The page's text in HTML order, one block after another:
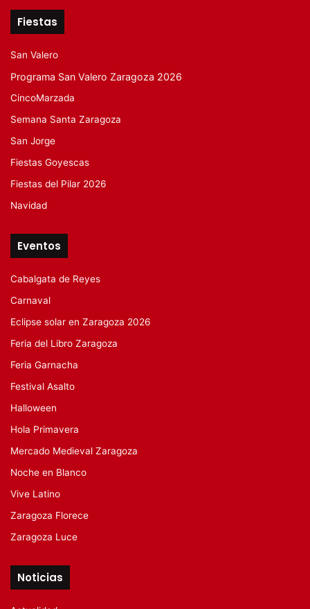
Fiestas
San Valero
Programa San Valero Zaragoza 2026
CincoMarzada
Semana Santa Zaragoza
San Jorge
Fiestas Goyescas
Fiestas del Pilar 2026
Navidad
Eventos
Cabalgata de Reyes
Carnaval
Eclipse solar en Zaragoza 2026
Feria del Libro Zaragoza
Feria Garnacha
Festival Asalto
Halloween
Hola Primavera
Mercado Medieval Zaragoza
Noche en Blanco
Vive Latino
Zaragoza Florece
Zaragoza Luce
Noticias